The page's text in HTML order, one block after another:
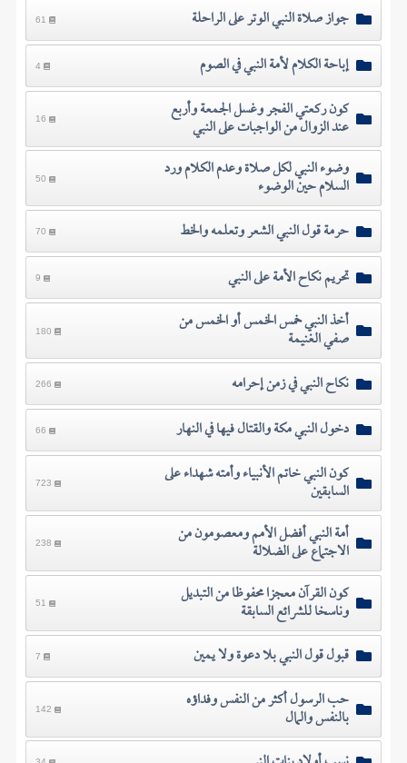
جواز صلاة النبي الوتر على الراحلة 61
إباحة الكلام لأمة النبي في الصوم 4
كون ركعتي الفجر وغسل الجمعة وأربع
عند الزوال من الواجبات على النبي 16
وضوء النبي لكل صلاة وعدم الكلام ورد
السلام حين الوضوء 50
حرمة قول النبي الشعر وتعلمه والخط 70
تحريم نكاح الأمة على النبي 9
أخذ النبي خمس الخمس أو الخمس من
صفي الغنيمة 180
نكاح النبي في زمن إحرامه 266
دخول النبي مكة والقتال فيها في النهار 66
كون النبي خاتم الأنبياء وأمته شهداء على
السابقين 723
أمة النبي أفضل الأمم ومعصومون من
الاجتماع على الضلالة 238
كون القرآن معجزا محفوظا من التبديل
وناسخا للشرائع السابقة 51
قبول قول النبي بلا دعوة ولا يمين 7
حب الرسول أكثر من النفس وفداؤه
بالنفس والمال 142